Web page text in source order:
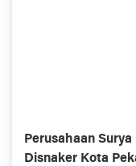
Perusahaan
Disnaker Kota